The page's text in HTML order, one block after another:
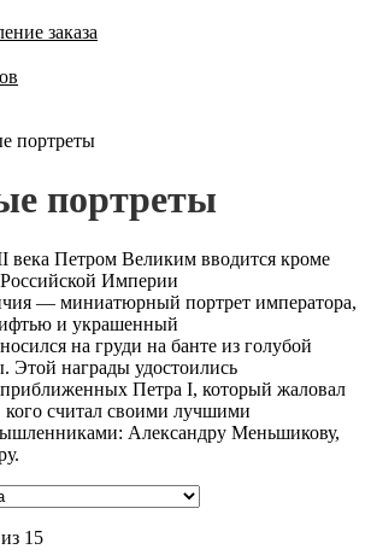
заказа
портреты
портреты
Петром Великим вводится кроме
Империи
— миниатюрный портрет императора,
и украшенный
на груди на банте из голубой
Этой награды удостоились
Петра I, который жаловал
кого считал своими лучшими
Александру Меньшикову,
15